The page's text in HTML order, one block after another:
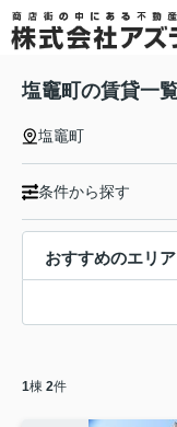
塩竈町の賃貸一
塩竈町
条件から探す
おすすめのエリア
1棟 2件